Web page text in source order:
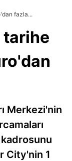
fazla...
tarihe
Merkezi'nin
City'nin 1